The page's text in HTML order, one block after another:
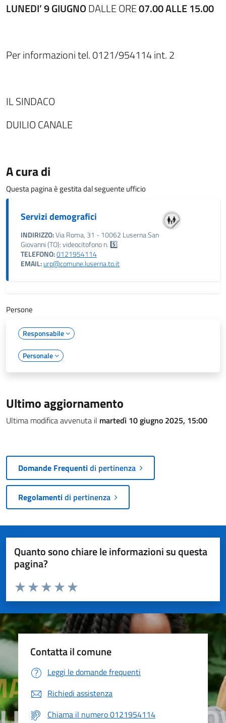
LUNEDI’ 9 GIUGNODALLE ORE07.00 ALLE 15.00
Per informazioni tel. 0121/954114 int. 2
IL SINDACO
DUILIO CANALE
A cura di
Questa pagina è gestita dal seguente ufficio
Servizi demografici
INDIRIZZO:Via Roma, 31 - 10062 Luserna San
Giovanni (TO): videocitofono n. 5️⃣
TELEFONO:0121954114
EMAIL:urp@comune.luserna.to.it
Persone
Responsabile
Personale
Ultimo aggiornamento
Ultima modifica avvenuta il martedì 10 giugno 2025, 15:00
Domande Frequentidi pertinenza
Regolamentidi pertinenza
Quanto sono chiare le informazioni su questa
pagina?
Valuta da 1 a 5 stelle la pagina
Valuta 5 stelle su 5
Valuta 4 stelle su 5
Valuta 3 stelle su 5
Valuta 2 stelle su 5
Valuta 1 stelle su 5
Contatta il comune
Leggi le domande frequenti
Richiedi assistenza
Chiama il numero 0121954114